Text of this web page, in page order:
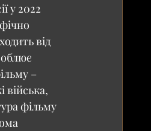
у 2022
від
–
війська,
фільму